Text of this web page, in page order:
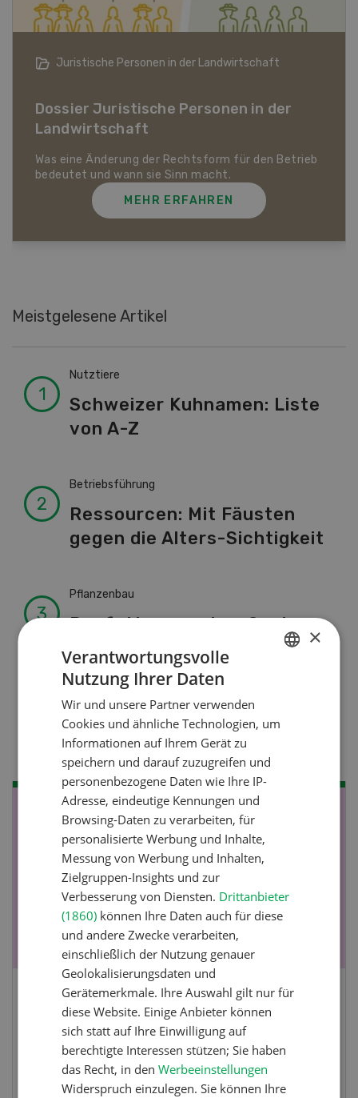
Bio-Artikel
Dossier Bio-Artikel
MEHR ERFAHREN
Meistgelesene Artikel
Nutztiere
Schweizer Kuhnamen: Liste
von A-Z
Betriebsführung
Ressourcen: Mit Fäusten
gegen die Alters-Sichtigkeit
Pflanzenbau
Raufutter aus dem Sack
Nutztiere
Stallklima - Hitzestress
verhindern
NOV
-
JAN
28
Fachkurs Aquakultur
Sind Sie in der Fischzucht tätig oder
interessieren Sie sich für das Thema? In
diesem Fall ist unser FBA-Weiterbildungskurs
×
Verantwortungsvolle
Nutzung Ihrer Daten
Wir und unsere Partner verwenden
Cookies und ähnliche Technologien, um
Informationen auf Ihrem Gerät zu
speichern und darauf zuzugreifen und
personenbezogene Daten wie Ihre IP-
Adresse, eindeutige Kennungen und
Browsing-Daten zu verarbeiten, für
personalisierte Werbung und Inhalte,
Messung von Werbung und Inhalten,
Zielgruppen-Insights und zur
Verbesserung von Diensten. Drittanbieter
(1860) können Ihre Daten auch für diese
und andere Zwecke verarbeiten,
einschließlich der Nutzung genauer
Geolokalisierungsdaten und
Gerätemerkmale. Ihre Auswahl gilt nur für
diese Website. Einige Anbieter können
sich statt auf Ihre Einwilligung auf
berechtigte Interessen stützen; Sie haben
das Recht, in denWerbeeinstellungen
Widerspruch einzulegen. Sie können Ihre